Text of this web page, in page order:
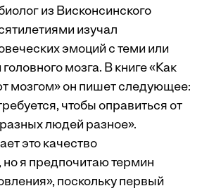
из Висконсинского
изучал
эмоций с теми или
мозга. В книге «Как
мозгом» он пишет следующее:
чтобы оправиться от
людей разное».
это качество
но я предпочитаю термин
поскольку первый